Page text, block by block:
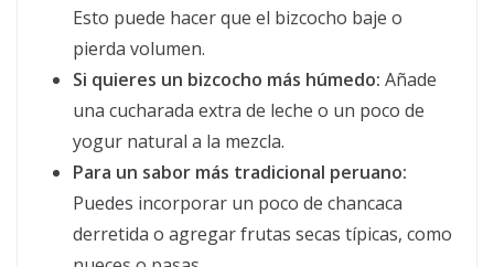
Esto puede hacer que el bizcocho baje o
pierda volumen.
Si quieres un bizcocho más húmedo: Añade
una cucharada extra de leche o un poco de
yogur natural a la mezcla.
Para un sabor más tradicional peruano:
Puedes incorporar un poco de chancaca
derretida o agregar frutas secas típicas, como